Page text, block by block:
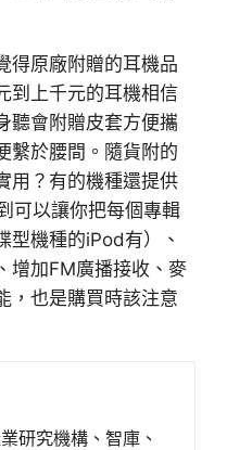
得原廠附贈的耳機品
到上千元的耳機相信
聽會附贈皮套方便攜
繫於腰間。隨貨附的
用？有的機種還提供
可以讓你把每個專輯
型機種的iPod有）、
增加FM廣播接收、麥
，也是購買時該注意
研究機構、智庫、